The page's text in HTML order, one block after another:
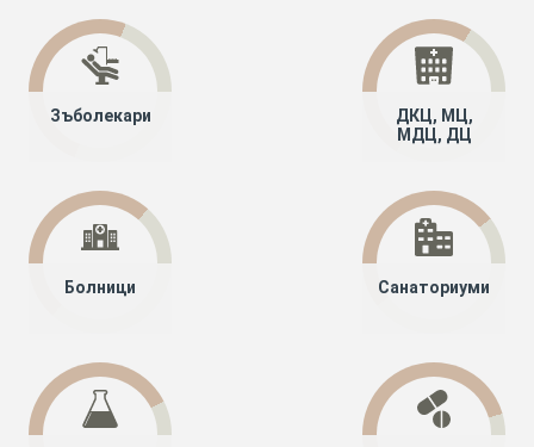
Зъболекари
ДКЦ, МЦ,
МДЦ, ДЦ
Болници Санаториуми